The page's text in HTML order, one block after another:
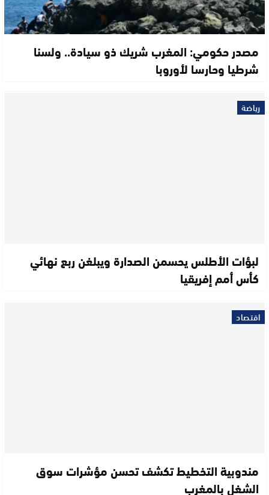
مصدر حكومي: المغرب شريك ذو سيادة.. ولسنا
شرطيا وحارسا لأوروبا
رياضة
لبؤات الأطلس يحسمن الصدارة ويبلغن ربع نهائي
كأس أمم إفريقيا
اقتصاد
مندوبية التخطيط تكشف تحسن مؤشرات سوق
الشغل بالمغرب